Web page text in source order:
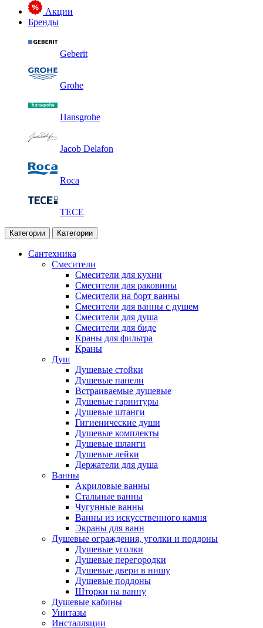
Акции
Бренды
Geberit
Grohe
Hansgrohe
Jacob Delafon
Roca
TECE
Категории Категории
Сантехника
Смесители
Смесители для кухни
Смесители для раковины
Смесители на борт ванны
Смесители для ванны с душем
Смесители для душа
Смесители для биде
Краны для фильтра
Краны
Душ
Душевые стойки
Душевые панели
Встраиваемые душевые
Душевые гарнитуры
Душевые штанги
Гигиенические души
Душевые комплекты
Душевые шланги
Душевые лейки
Держатели для душа
Ванны
Акриловые ванны
Стальные ванны
Чугунные ванны
Ванны из искусственного камня
Экраны для ванн
Душевые ограждения, уголки и поддоны
Душевые уголки
Душевые перегородки
Душевые двери в нишу
Душевые поддоны
Шторки на ванну
Душевые кабины
Унитазы
Инсталляции